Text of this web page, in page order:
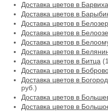
Доставка цветов в Барвиха
Доставка цветов в
Доставка цветов в
Доставка цветов в
Доставка цветов в
Доставка цветов в
Доставка цветов в Битца
Доставка цветов в
Доставка цветов в
руб.)
Доставка цветов в
Доставка цветов в